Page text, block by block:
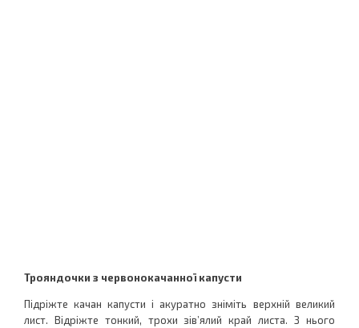
Трояндочки з червонокачанної капусти
Підріжте качан капусти і акуратно зніміть верхній великий
лист. Відріжте тонкий, трохи зів’ялий край листа. З нього